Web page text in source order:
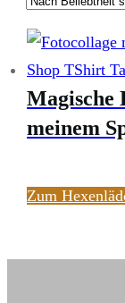
Magische
meinem
Zum